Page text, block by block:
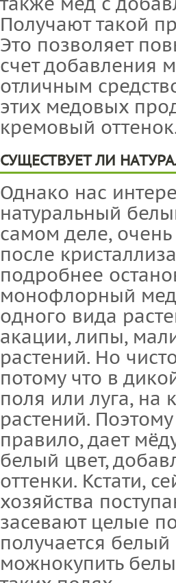
также мед с
Получают такой
Это позволяет
счет добавления
отличным
этих медовых
кремовый
СУЩЕСТВУЕТ ЛИ
Однако нас
натуральный
самом деле,
после
подробнее
монофлорный
одного вида
акации, липы,
растений. Но
потому что в
поля или луга, на
растений.
правило, дает
белый цвет,
оттенки. Кстати,
хозяйства
засевают целые
получается
можнокупить